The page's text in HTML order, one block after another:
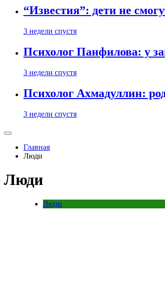
“Известия”: дети не
3 недели спустя
Психолог Панфилова: у
3 недели спустя
Психолог Ахмадуллин:
3 недели спустя
Главная
Люди
Люди
Люди